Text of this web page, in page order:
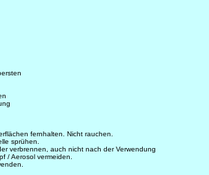
fernhalten. Nicht rauchen.
sprühen.
verbrennen, auch nicht nach der Verwendung
/ Aerosol vermeiden.